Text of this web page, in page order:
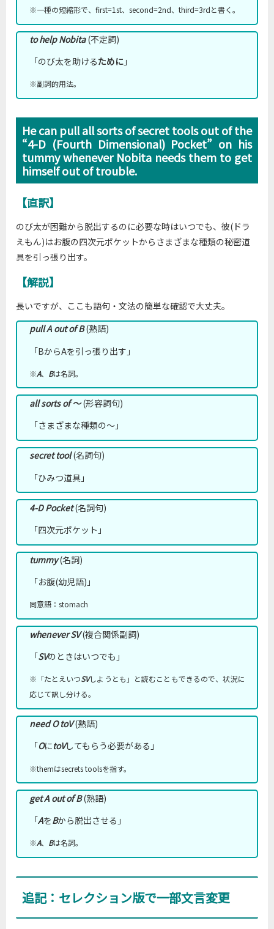
※一種の短縮形で、first=1st、second=2nd、third=3rdと書く。
to help Nobita(不定詞)
「のび太を助けるために」
※副詞的用法。
He can pull all sorts of secret tools out of the
“4-D (Fourth Dimensional) Pocket” on his
tummy whenever Nobita needs them to get
himself out of trouble.
【直訳】
のび太が困難から脱出するのに必要な時はいつでも、彼(ドラ
えもん)はお腹の四次元ポケットからさまざまな種類の秘密道
具を引っ張り出す。
【解説】
長いですが、ここも語句・文法の簡単な確認で大丈夫。
pull A out of B(熟語)
「BからAを引っ張り出す」
※A、 Bは名詞。
all sorts of ～(形容詞句)
「さまざまな種類の～」
secret tool(名詞句)
「ひみつ道具」
4-D Pocket(名詞句)
「四次元ポケット」
tummy(名詞)
「お腹(幼児語)」
同意語：stomach
whenever SV(複合関係副詞)
「SVのときはいつでも」
※「たとえいつSVしようとも」と読むこともできるので、状況に
応じて訳し分ける。
needO toV(熟語)
「OにtoVしてもらう必要がある」
※themはsecrets toolsを指す。
get A out of B(熟語)
「AをBから脱出させる」
※A、 Bは名詞。
追記：セレクション版で一部文言変更